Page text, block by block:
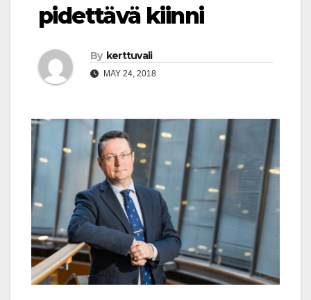
pidettävä kiinni
By kerttuvali
MAY 24, 2018